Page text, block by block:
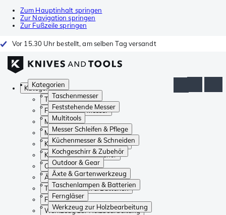
Zum Hauptinhalt springen
Zur Navigation springen
Zur Fußzeile springen
Vor 15.30 Uhr bestellt, am selben Tag versandt
Kategorien
Taschenmesser
Feststehende Messer
Multitools
Messer Schleifen & Pflege
Küchenmesser & Schneiden
Kochgeschirr & Zubehör
Outdoor & Gear
Äxte & Gartenwerkzeug
Taschenlampen & Batterien
Ferngläser
Werkzeug zur Holzbearbeitung
Kategorien
Taschenmesser
Feststehende Messer
Multitools
Messer Schleifen & Pflege
Küchenmesser & Schneiden
Kochgeschirr & Zubehör
Outdoor & Gear
Äxte & Gartenwerkzeug
Taschenlampen & Batterien
Ferngläser
Werkzeug zur Holzbearbeitung